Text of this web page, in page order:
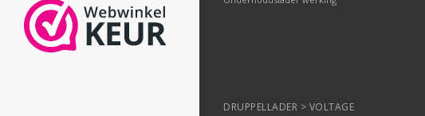
DRUPPELLADER > VOLTAGE